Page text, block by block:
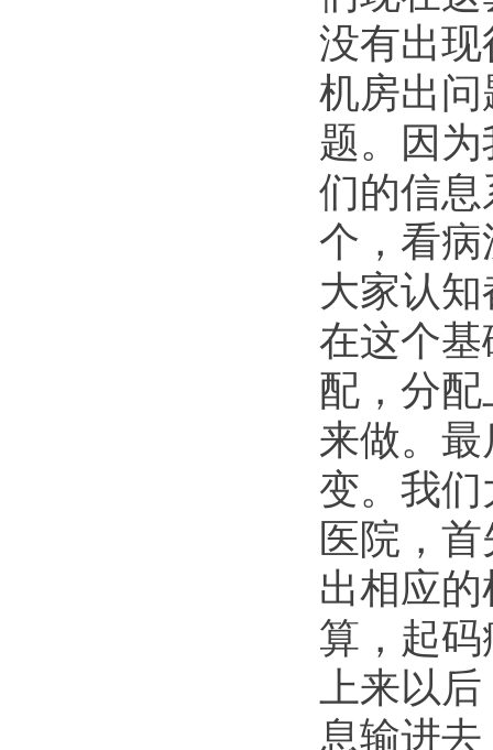
没有出
机房出
题。因
们的信
个，看
大家认
在这个
配，分
来做。
变。我
医院，
出相应
算，起
上来以
息输进